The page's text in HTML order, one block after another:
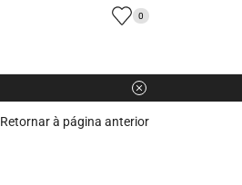
0
Retornar à página anterior